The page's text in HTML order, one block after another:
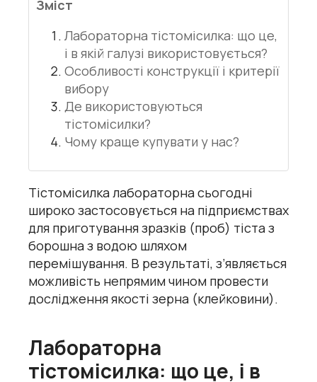
Зміст
Лабораторна тістомісилка: що це,
і в якій галузі використовується?
Особливості конструкції і критерії
вибору
Де використовуються
тістомісилки?
Чому краще купувати у нас?
Тістомісилка лабораторна сьогодні
широко застосовується на підприємствах
для приготування зразків (проб) тіста з
борошна з водою шляхом
перемішування. В результаті, з’являється
можливість непрямим чином провести
дослідження якості зерна (клейковини).
Лабораторна
тістомісилка: що це, і в